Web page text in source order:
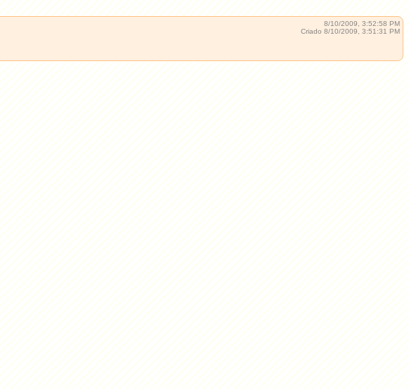
8/10/2009, 3:52:58 PM
Criado 8/10/2009, 3:51:31 PM